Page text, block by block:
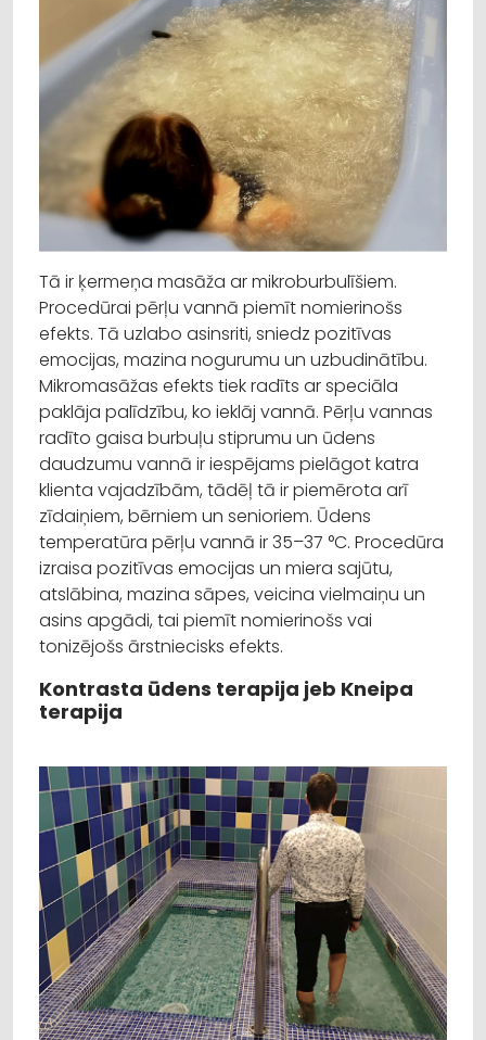
Tā ir ķermeņa masāža ar mikroburbulīšiem.
Procedūrai pērļu vannā piemīt nomierinošs
efekts. Tā uzlabo asinsriti, sniedz pozitīvas
emocijas, mazina nogurumu un uzbudinātību.
Mikromasāžas efekts tiek radīts ar speciāla
paklāja palīdzību, ko ieklāj vannā. Pērļu vannas
radīto gaisa burbuļu stiprumu un ūdens
daudzumu vannā ir iespējams pielāgot katra
klienta vajadzībām, tādēļ tā ir piemērota arī
zīdaiņiem, bērniem un senioriem. Ūdens
temperatūra pērļu vannā ir 35–37 °C. Procedūra
izraisa pozitīvas emocijas un miera sajūtu,
atslābina, mazina sāpes, veicina vielmaiņu un
asins apgādi, tai piemīt nomierinošs vai
tonizējošs ārstniecisks efekts.
Kontrasta ūdens terapija jeb Kneipa
terapija